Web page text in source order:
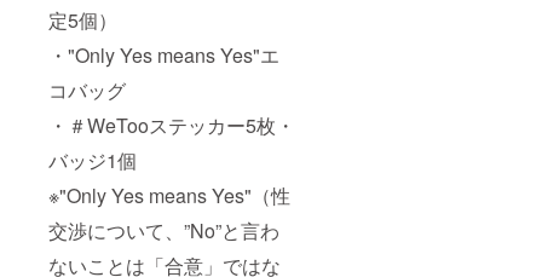
定5個）
・"Only Yes means Yes"エ
コバッグ
・＃WeTooステッカー5枚・
バッジ1個
※"Only Yes means Yes"（性
交渉について、”No”と言わ
ないことは「合意」ではな